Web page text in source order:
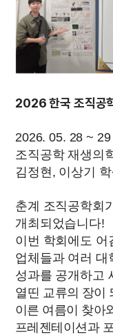
2026 한국 조직공
2026. 05. 28 ~
조직공학 재생의
김정현, 이상기
춘계 조직공학회
개최되었습니다!
이번 학회에도 어
업체들과 여러 대
성과를 공개하고
열띤 교류의 장이
이른 여름이 찾아
프레젠테이션과